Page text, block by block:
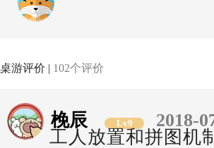
桌游评价 | 102个评价
梚辰 Lv9
2018-
工人放置和拼图机